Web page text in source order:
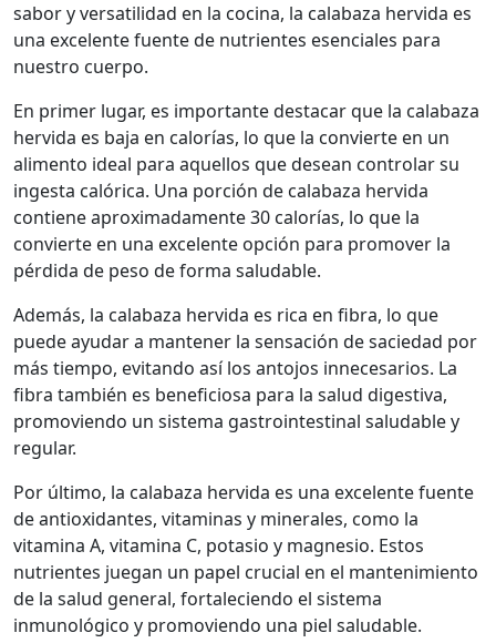
sabor y versatilidad en la cocina, la calabaza hervida es
una excelente fuente de nutrientes esenciales para
nuestro cuerpo.
En primer lugar, es importante destacar que la calabaza
hervida es baja en calorías, lo que la convierte en un
alimento ideal para aquellos que desean controlar su
ingesta calórica. Una porción de calabaza hervida
contiene aproximadamente 30 calorías, lo que la
convierte en una excelente opción para promover la
pérdida de peso de forma saludable.
Además, la calabaza hervida es rica en fibra, lo que
puede ayudar a mantener la sensación de saciedad por
más tiempo, evitando así los antojos innecesarios. La
fibra también es beneficiosa para la salud digestiva,
promoviendo un sistema gastrointestinal saludable y
regular.
Por último, la calabaza hervida es una excelente fuente
de antioxidantes, vitaminas y minerales, como la
vitamina A, vitamina C, potasio y magnesio. Estos
nutrientes juegan un papel crucial en el mantenimiento
de la salud general, fortaleciendo el sistema
inmunológico y promoviendo una piel saludable.